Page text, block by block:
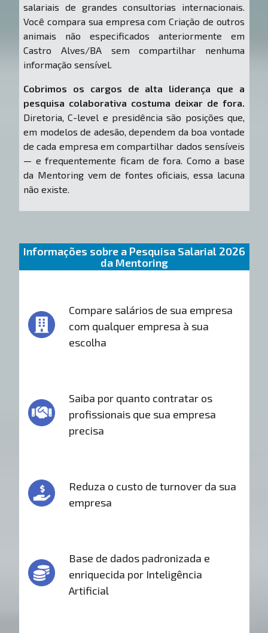
salariais de grandes consultorias internacionais.
Você compara sua empresa com Criação de outros
animais não especificados anteriormente em
Castro Alves/BA sem compartilhar nenhuma
informação sensível.
Cobrimos os cargos de alta liderança que a
pesquisa colaborativa costuma deixar de fora.
Diretoria, C-level e presidência são posições que,
em modelos de adesão, dependem da boa vontade
de cada empresa em compartilhar dados sensíveis
— e frequentemente ficam de fora. Como a base
da Mentoring vem de fontes oficiais, essa lacuna
não existe.
Informações sobre a Pesquisa Salarial 2026
da Mentoring
Compare salários de sua empresa
com qualquer empresa à sua
escolha
Saiba por quanto contratar os
profissionais que sua empresa
precisa
Reduza o custo de turnover da sua
empresa
Base de dados padronizada e
enriquecida por Inteligência
Artificial